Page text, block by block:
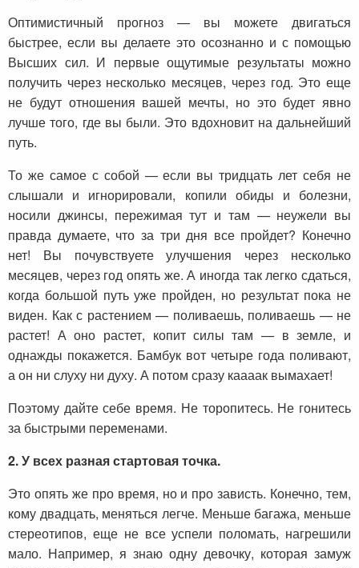
Оптимистичный прогноз — вы можете двигаться
быстрее, если вы делаете это осознанно и с помощью
Высших сил. И первые ощутимые результаты можно
получить через несколько месяцев, через год. Это еще
не будут отношения вашей мечты, но это будет явно
лучше того, где вы были. Это вдохновит на дальнейший
путь.
То же самое с собой — если вы тридцать лет себя не
слышали и игнорировали, копили обиды и болезни,
носили джинсы, пережимая тут и там — неужели вы
правда думаете, что за три дня все пройдет? Конечно
нет! Вы почувствуете улучшения через несколько
месяцев, через год опять же. А иногда так легко сдаться,
когда большой путь уже пройден, но результат пока не
виден. Как с растением — поливаешь, поливаешь — не
растет! А оно растет, копит силы там — в земле, и
однажды покажется. Бамбук вот четыре года поливают,
а он ни слуху ни духу. А потом сразу каааак вымахает!
Поэтому дайте себе время. Не торопитесь. Не гонитесь
за быстрыми переменами.
2. У всех разная стартовая точка.
Это опять же про время, но и про зависть. Конечно, тем,
кому двадцать, меняться легче. Меньше багажа, меньше
стереотипов, еще не все успели поломать, нагрешили
мало. Например, я знаю одну девочку, которая замуж